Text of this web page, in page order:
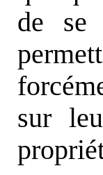
de se
sur